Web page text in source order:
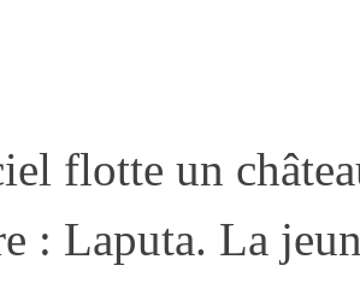
flotte un
: Laputa. La